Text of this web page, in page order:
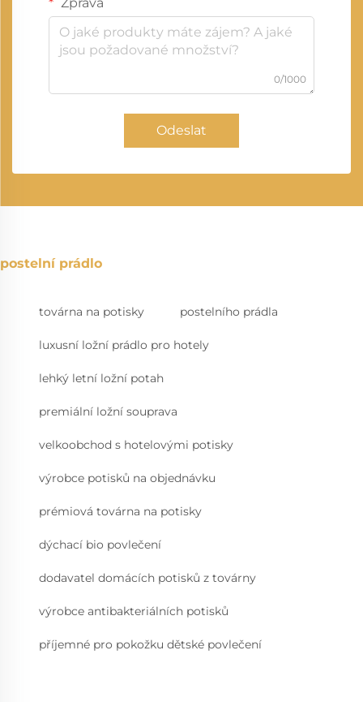
0/1000
Odeslat
postelní prádlo
továrna na potisky postelního prádla
luxusní ložní prádlo pro hotely
lehký letní ložní potah
premiální ložní souprava
velkoobchod s hotelovými potisky
výrobce potisků na objednávku
prémiová továrna na potisky
dýchací bio povlečení
dodavatel domácích potisků z továrny
výrobce antibakteriálních potisků
příjemné pro pokožku dětské povlečení